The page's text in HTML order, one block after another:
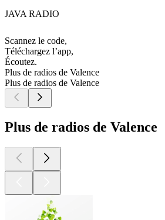
JAVA RADIO
Scannez le code,
Téléchargez l’app,
Écoutez.
Plus de radios de Valence
Plus de radios de Valence
Plus de radios de Valence